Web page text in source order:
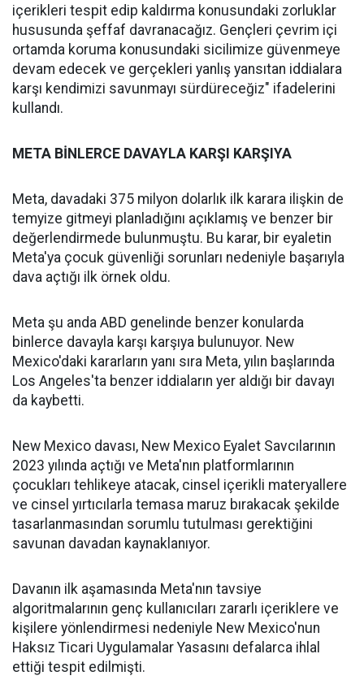
içerikleri tespit edip kaldırma konusundaki zorluklar
hususunda şeffaf davranacağız. Gençleri çevrim içi
ortamda koruma konusundaki sicilimize güvenmeye
devam edecek ve gerçekleri yanlış yansıtan iddialara
karşı kendimizi savunmayı sürdüreceğiz" ifadelerini
kullandı.
META BİNLERCE DAVAYLA KARŞI KARŞIYA
Meta, davadaki 375 milyon dolarlık ilk karara ilişkin de
temyize gitmeyi planladığını açıklamış ve benzer bir
değerlendirmede bulunmuştu. Bu karar, bir eyaletin
Meta'ya çocuk güvenliği sorunları nedeniyle başarıyla
dava açtığı ilk örnek oldu.
Meta şu anda ABD genelinde benzer konularda
binlerce davayla karşı karşıya bulunuyor. New
Mexico'daki kararların yanı sıra Meta, yılın başlarında
Los Angeles'ta benzer iddiaların yer aldığı bir davayı
da kaybetti.
New Mexico davası, New Mexico Eyalet Savcılarının
2023 yılında açtığı ve Meta'nın platformlarının
çocukları tehlikeye atacak, cinsel içerikli materyallere
ve cinsel yırtıcılarla temasa maruz bırakacak şekilde
tasarlanmasından sorumlu tutulması gerektiğini
savunan davadan kaynaklanıyor.
Davanın ilk aşamasında Meta'nın tavsiye
algoritmalarının genç kullanıcıları zararlı içeriklere ve
kişilere yönlendirmesi nedeniyle New Mexico'nun
Haksız Ticari Uygulamalar Yasasını defalarca ihlal
ettiği tespit edilmişti.